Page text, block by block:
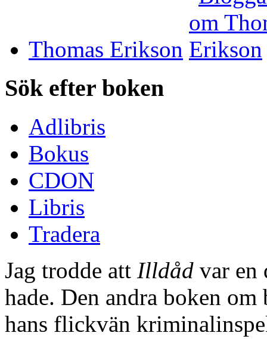
Thomas Erikson
Sök efter boken
Adlibris
Bokus
CDON
Libris
Tradera
Jag trodde att Illdåd var en
hade. Den andra boken
hans flickvän